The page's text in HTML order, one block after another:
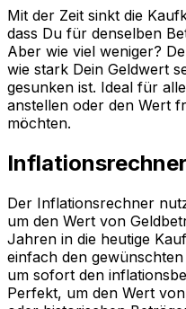
Mit der Zeit sinkt die
dass Du für denselben
Aber wie viel weniger?
wie stark Dein Geldwert
gesunken ist. Ideal für
anstellen oder den Wert
möchten.
Der Inflationsrechner
um den Wert von
Jahren in die heutige
einfach den
um sofort den
Perfekt, um den Wert